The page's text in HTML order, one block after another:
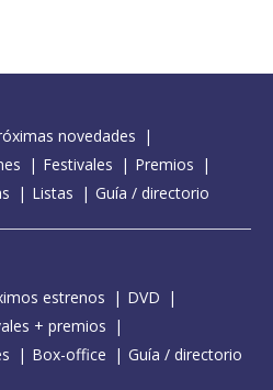
novedades
Festivales
Premios
Listas Guía / directorio
estrenos
DVD
+ premios
Box-office Guía / directorio